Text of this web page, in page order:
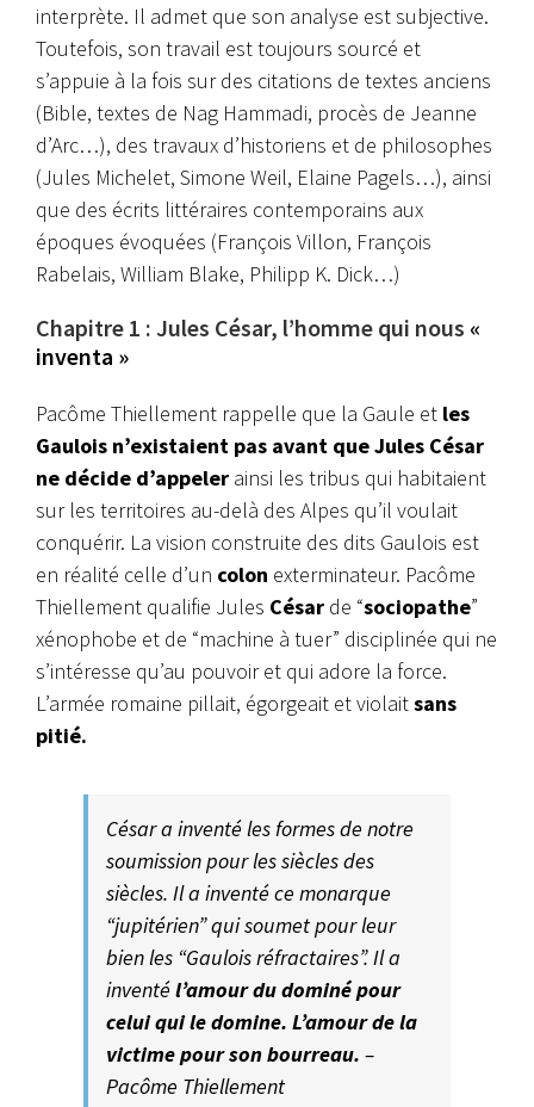
interprète. Il admet que son analyse est subjective.
Toutefois, son travail est toujours sourcé et
s’appuie à la fois sur des citations de textes anciens
(Bible, textes de Nag Hammadi, procès de Jeanne
d’Arc…), des travaux d’historiens et de philosophes
(Jules Michelet, Simone Weil, Elaine Pagels…), ainsi
que des écrits littéraires contemporains aux
époques évoquées (François Villon, François
Rabelais, William Blake, Philipp K. Dick…)
Chapitre 1 : Jules César, l’homme qui nous «
inventa »
Pacôme Thiellement rappelle que la Gaule et les
Gaulois n’existaient pas avant que Jules César
ne décide d’appeler ainsi les tribus qui habitaient
sur les territoires au-delà des Alpes qu’il voulait
conquérir. La vision construite des dits Gaulois est
en réalité celle d’un colon exterminateur. Pacôme
Thiellement qualifie Jules César de “sociopathe”
xénophobe et de “machine à tuer” disciplinée qui ne
s’intéresse qu’au pouvoir et qui adore la force.
L’armée romaine pillait, égorgeait et violaitsans
pitié.
César a inventé les formes de notre
soumission pour les siècles des
siècles. Il a inventé ce monarque
“jupitérien” qui soumet pour leur
bien les “Gaulois réfractaires”. Il a
inventél’amour du dominé pour
celui qui le domine. L’amour de la
victime pour son bourreau. –
Pacôme Thiellement